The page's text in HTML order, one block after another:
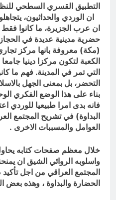
التطبيق القسري السطحي
ان الوردي والحداثيون،
ان عرب الجزيرة، ما كانوا
حضرية مدينية عديدة في
(مكة) معروفة بانها مركز
الكعبة لتكون مركزا دينيا
التي تمر في المدينة. فهم ما
التحضر، بل بمعنى الجهل
بناء على هذا الوضع الفكري
فانه بدى امرا طبيعيا للوردي
البداوة) في تشريح المجتمع
العوامل والمسببات الاخرى .
خلال معظم صفحات كتابه يحاول
واسلوبه الروائي الشيق ان
المجتمع العراقي من اجل
الحضارة والبداوة ، وهذه بعض